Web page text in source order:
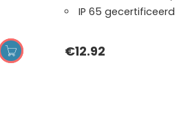
OPTIES SELECTEREN
IP 65 gecertificeerd
€12.92